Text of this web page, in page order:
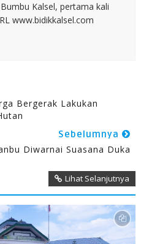
Kalsel, pertama kali
www.bidikkalsel.com
Bergerak Lakukan
Sebelumnya
Diwarnai Suasana Duka
Lihat Selanjutnya